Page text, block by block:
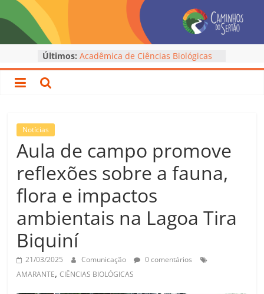
Pular
para
Últimos: Acadêmica de Ciências Biológicas
apresenta trabalho em Encontro
8ª Jornada Integrativa encerra ciclo
formativo nas Unidades Avançadas
Acadêmico de Matemática da
premiado na VIII SAPIENS
Caminhos
Sertão
–
UEMASUL
UEMASUL
Notícias
Aula de campo promove
reflexões sobre a fauna,
flora e impactos
ambientais na Lagoa Tira
Biquiní
21/03/2025 Comunicação
0 comentários
AMARANTE,CIÊNCIAS BIOLÓGICAS